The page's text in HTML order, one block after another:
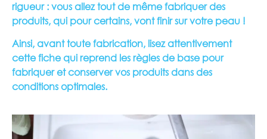
rigueur : vous allez tout de même fabriquer des
produits, qui pour certains, vont finir sur votre peau !
Ainsi, avant toute fabrication, lisez attentivement
cette fiche qui reprend les règles de base pour
fabriquer et conserver vos produits dans des
conditions optimales.